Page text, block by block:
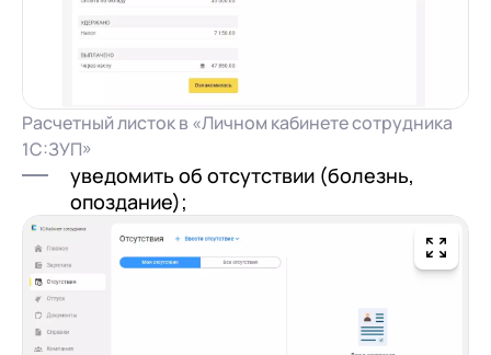
Расчетный листок в «Личном кабинете сотрудника
1С:ЗУП»
уведомить об отсутствии (болезнь,
опоздание);